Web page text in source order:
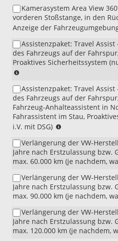
Kamerasystem Area View
vorderen Stoßstange, in den
Anzeige der
Assistenzpaket: Travel Assist
des Fahrzeugs auf der
Proaktives Sicherheitssystem
Schaltgetriebe)
Assistenzpaket: Travel Assist
des Fahrzeugs auf der
Fahrzeug-Anhalteassistent in
Fahrassistent im Stau,
i.V. mit DSG)
DSG)
Verlängerung der VW-
Jahre nach Erstzulassung bzw.
max. 60.000 km (je nachdem,
Verlängerung der VW-
Jahre nach Erstzulassung bzw.
max. 90.000 km (je nachdem,
Verlängerung der VW-
Jahre nach Erstzulassung bzw.
max. 120.000 km (je nachdem,